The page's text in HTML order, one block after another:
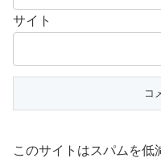
サイト
このサイトはスパムを低